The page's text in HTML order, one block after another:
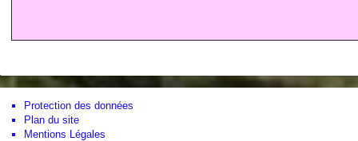
Protection des données
Plan du site
Mentions Légales